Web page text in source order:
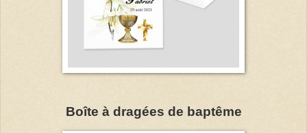
Boîte à dragées de baptême